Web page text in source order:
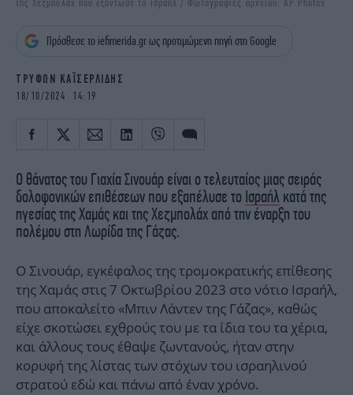
iBOOKS
ΖΩΔΙΑ
OSCARS
NEWSLETTER
της Χεζμπολάχ που εξόντωσε το Ισραήλ / Φωτογραφίες αρχείου: AP Photos
Πρόσθεσε το iefimerida.gr ως προτιμώμενη πηγή στη Google
ΤΡΥΦΩΝ ΚΑΪΣΕΡΛΙΔΗΣ
18/10/2024 14:19
Ο θάνατος του Γιαχία Σινουάρ είναι ο τελευταίος μιας σειράς
δολοφονικών επιθέσεων που εξαπέλυσε το Ισραήλ κατά της
ηγεσίας της Χαμάς και της Χεζμπολάχ από την έναρξη του
πολέμου στη Λωρίδα της Γάζας.
Ο Σινουάρ, εγκέφαλος της τρομοκρατικής επίθεσης
της Χαμάς στις 7 Οκτωβρίου 2023 στο νότιο Ισραήλ,
που αποκαλείτο «Μπιν Λάντεν της Γάζας», καθώς
είχε σκοτώσει εχθρούς του με τα ίδια του τα χέρια,
και άλλους τους έθαψε ζωντανούς, ήταν στην
κορυφή της λίστας των στόχων του ισραηλινού
στρατού εδώ και πάνω από έναν χρόνο.